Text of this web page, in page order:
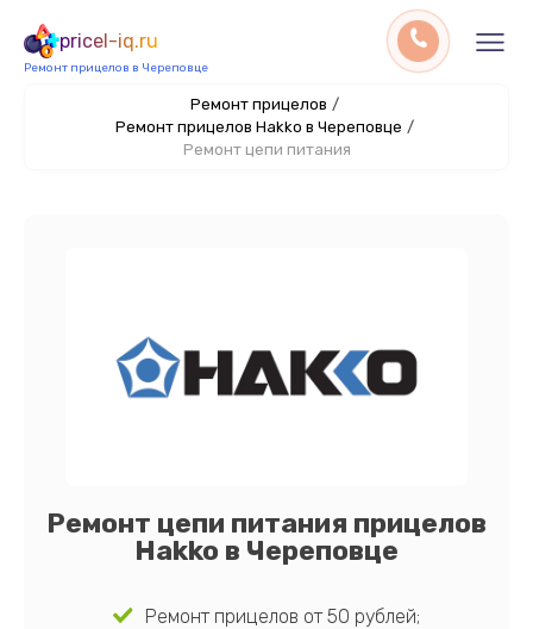
pricel-iq.ru
Ремонт прицелов в Череповце
Ремонт прицелов /
Ремонт прицелов Hakko в Череповце /
Ремонт цепи питания
Ремонт цепи питания прицелов
Hakko в Череповце
Ремонт прицелов от 50 рублей;